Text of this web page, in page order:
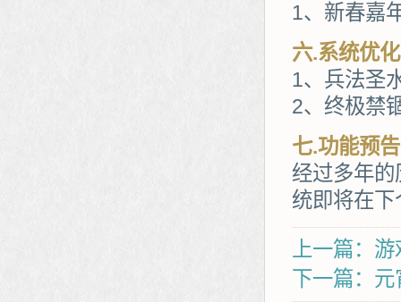
1、新春嘉
六.系统优化
1、兵法圣
2、终极禁
七.功能预告
经过多年
统即将在
上一篇：
下一篇：